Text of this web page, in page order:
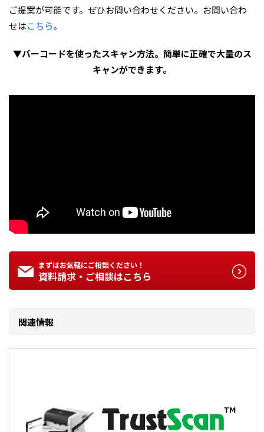
ご提案が可能です。ぜひお問い合わせください。お問い合わ
せはこちら。
▼バーコードを使ったスキャン方法。簡単に正確で大量のス
キャンができます。
まずはお気軽にご相談ください！
資料請求・ご相談はこちら
関連情報